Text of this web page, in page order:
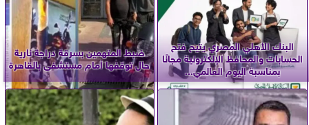
البنك الأهلي المصري يتيح فتح
الحسابات والمحافظ الإلكترونية مجانًا
بمناسبة اليوم العالمي...
ضبط المتهمين بسرقة دراجة نارية
حال توقفها أمام مستشفى بالقاهرة